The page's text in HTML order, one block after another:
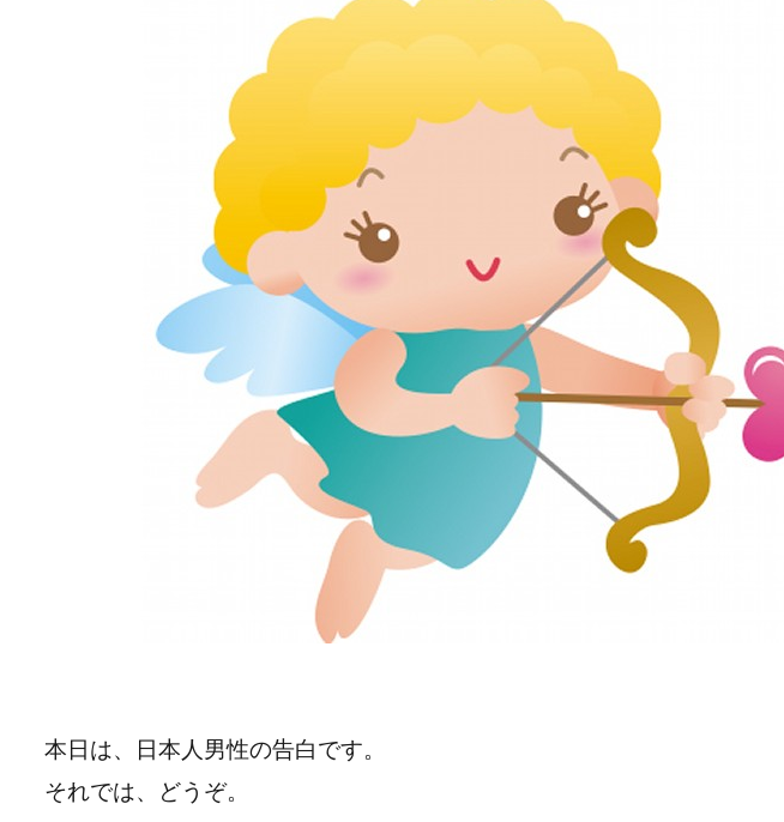
本日は、日本人男性の告白です。
それでは、どうぞ。